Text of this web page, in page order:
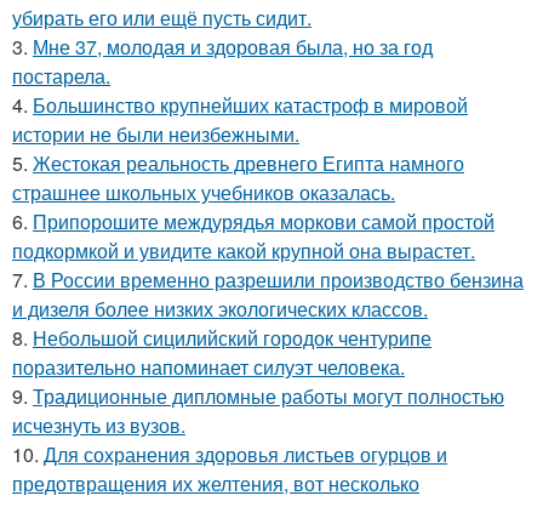
убирать его или ещё пусть сидит.
3. Мне 37, молодая и здоровая была, но за год
постарела.
4. Большинство крупнейших катастроф в мировой
истории не были неизбежными.
5. Жестокая реальность древнего Египта намного
страшнее школьных учебников оказалась.
6. Припорошите междурядья моркови самой простой
подкормкой и увидите какой крупной она вырастет.
7. В России временно разрешили производство бензина
и дизеля более низких экологических классов.
8. Небольшой сицилийский городок чентурипе
поразительно напоминает силуэт человека.
9. Традиционные дипломные работы могут полностью
исчезнуть из вузов.
10. Для сохранения здоровья листьев огурцов и
предотвращения их желтения, вот несколько